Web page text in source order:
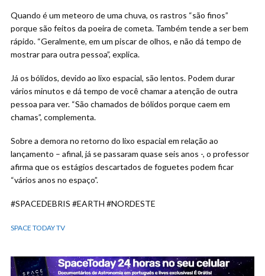
Quando é um meteoro de uma chuva, os rastros “são finos”
porque são feitos da poeira de cometa. Também tende a ser bem
rápido. “Geralmente, em um piscar de olhos, e não dá tempo de
mostrar para outra pessoa”, explica.
Já os bólidos, devido ao lixo espacial, são lentos. Podem durar
vários minutos e dá tempo de você chamar a atenção de outra
pessoa para ver. “São chamados de bólidos porque caem em
chamas”, complementa.
Sobre a demora no retorno do lixo espacial em relação ao
lançamento – afinal, já se passaram quase seis anos -, o professor
afirma que os estágios descartados de foguetes podem ficar
“vários anos no espaço”.
#SPACEDEBRIS #EARTH #NORDESTE
SPACE TODAY TV